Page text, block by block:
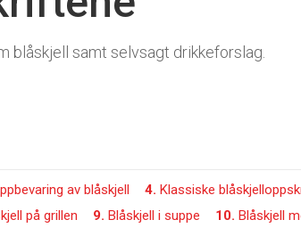
blåskjell samt selvsagt drikkeforslag.
av blåskjell 4. Klassiske
på grillen 9. Blåskjell i suppe 10. Blåskjell